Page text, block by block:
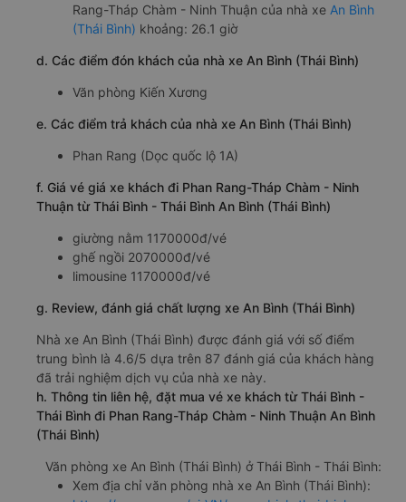
Rang-Tháp Chàm - Ninh Thuận của nhà xe An Bình
(Thái Bình) khoảng: 26.1 giờ
d. Các điểm đón khách của nhà xe An Bình (Thái Bình)
Văn phòng Kiến Xương
e. Các điểm trả khách của nhà xe An Bình (Thái Bình)
Phan Rang (Dọc quốc lộ 1A)
f. Giá vé giá xe khách đi Phan Rang-Tháp Chàm - Ninh
Thuận từ Thái Bình - Thái Bình An Bình (Thái Bình)
giường nằm 1170000đ/vé
ghế ngồi 2070000đ/vé
limousine 1170000đ/vé
g. Review, đánh giá chất lượng xe An Bình (Thái Bình)
Nhà xe An Bình (Thái Bình) được đánh giá với số điểm
trung bình là 4.6/5 dựa trên 87 đánh giá của khách hàng
đã trải nghiệm dịch vụ của nhà xe này.
h. Thông tin liên hệ, đặt mua vé xe khách từ Thái Bình -
Thái Bình đi Phan Rang-Tháp Chàm - Ninh Thuận An Bình
(Thái Bình)
Văn phòng xe An Bình (Thái Bình) ở Thái Bình - Thái Bình:
Xem địa chỉ văn phòng nhà xe An Bình (Thái Bình):